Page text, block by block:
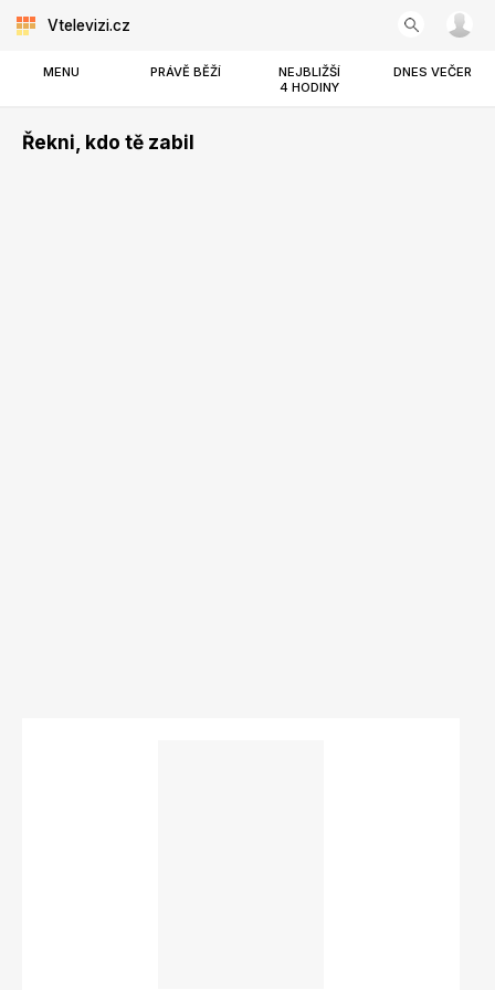
Vtelevizi.cz
MENU PRÁVĚ BĚŽÍ
NEJBLIŽŠÍ
4 HODINY
DNES VEČER
Řekni, kdo tě zabil